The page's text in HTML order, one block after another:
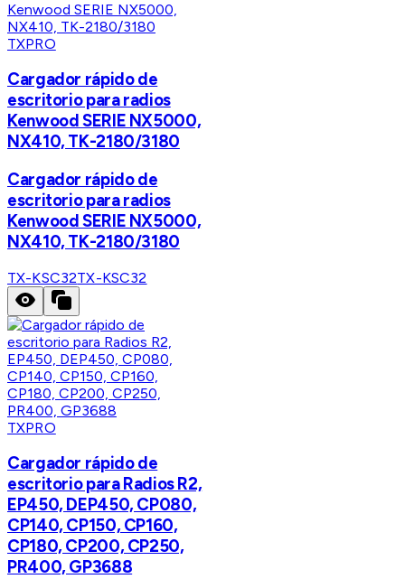
TXPRO
Cargador rápido de
escritorio para radios
Kenwood SERIE NX5000,
NX410, TK-2180/3180
Cargador rápido de
escritorio para radios
Kenwood SERIE NX5000,
NX410, TK-2180/3180
TX-KSC32TX-KSC32
TXPRO
Cargador rápido de
escritorio para Radios R2,
EP450, DEP450, CP080,
CP140, CP150, CP160,
CP180, CP200, CP250,
PR400, GP3688